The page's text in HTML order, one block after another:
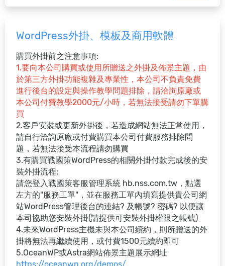
WordPress外掛、模板及商用軟體
購買外掛前之注意事項:
1.要向本公司購買或使用所贈送之外掛及佈景主題，由
於第三方外掛功能複雜及專業性，本公司不負責免費
進行後台的設定與操作教學問題排除，請洽詢原廠或
本公司付費教學2000元/小時，若無法接受請勿下單購
買
2.客戶安裝或更新外掛後，若造成網站無法正常使用，
請自行洽詢原廠或付費購買本公司付費服務排除問
題，若無法接受本流程請勿購買
3.有購買戰國策WordPress的相關外掛付款完成後的安
裝外掛流程:
請您登入戰國策客服管理系統 hb.nss.com.tw，點選
左方的"服務工單"，並在服務工單內填寫提供貴公司網
站WordPress管理後台的連結? 及帳號? 密碼? 以便讓
本司協助您安裝外掛(請提供可安裝外掛權限之帳號)
4.未來WordPress主機未與本公司續約，則所贈送的外
掛將無法再繼續使用，或付費1500元續約即可
5.OceanWP或Astra網站佈景主題展示網址
https://oceanwp.org/demos/